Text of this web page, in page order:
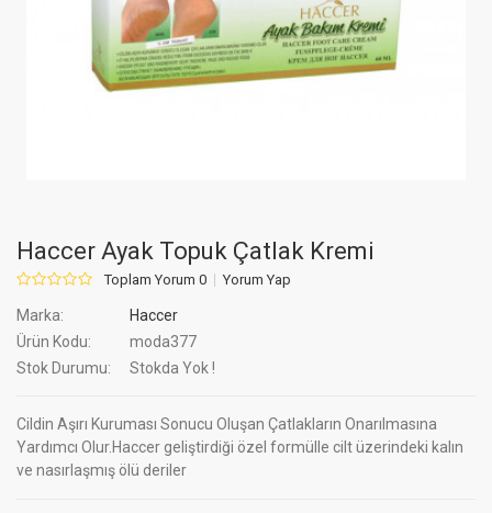
Haccer Ayak Topuk Çatlak Kremi
Toplam Yorum 0 Yorum Yap
Marka:
Haccer
Ürün Kodu:
moda377
Stok Durumu:
Stokda Yok !
Cildin Aşırı Kuruması Sonucu Oluşan Çatlakların Onarılmasına
Yardımcı Olur.Haccer geliştirdiği özel formülle cilt üzerindeki kalın
ve nasırlaşmış ölü deriler